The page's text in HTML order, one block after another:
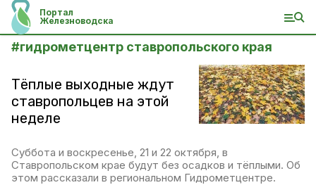
Портал
Железноводска
#гидрометцентр ставропольского края
Тёплые выходные ждут
ставропольцев на этой
неделе
Суббота и воскресенье, 21 и 22 октября, в
Ставропольском крае будут без осадков и тёплыми. Об
этом рассказали в региональном Гидрометцентре.